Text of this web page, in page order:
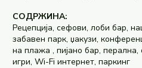
СОДРЖИНА:
Рецепција, сефови, лоби бар,
забавен парк, џакузи,
на плажа , пијано бар,
игри, Wi-Fi интернет, паркинг